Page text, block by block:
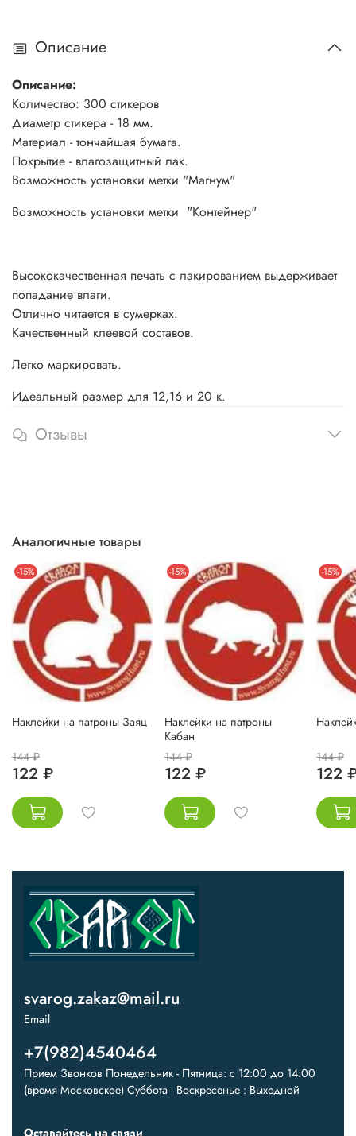
Описание
Описание:
Количество: 300 стикеров
Диаметр стикера - 18 мм.
Материал - тончайшая бумага.
Покрытие - влагозащитный лак.
Возможность установки метки "Магнум"
Возможность установки метки "Контейнер"
Высококачественная печать с лакированием выдерживает
попадание влаги.
Отлично читается в сумерках.
Качественный клеевой составов.
Легко маркировать.
Идеальный размер для 12,16 и 20 к.
Отзывы
Аналогичные товары
-15%
Наклейки на патроны Заяц
144 ₽
122 ₽
-15%
Наклейки на патроны
Кабан
144 ₽
122 ₽
-15%
144 ₽
122
svarog.zakaz@mail.ru
Email
+7(982)4540464
Прием Звонков Понедельник - Пятница: с 12:00 до 14:00
(время Московское) Суббота - Воскресенье : Выходной
Оставайтесь на связи